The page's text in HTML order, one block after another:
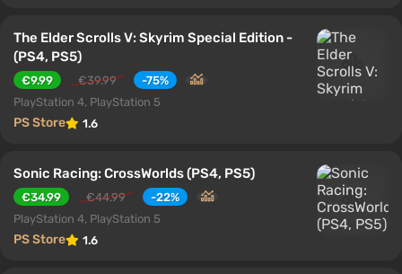
The Elder Scrolls V: Skyrim Special Edition -
(PS4, PS5)
€9.99 €39.99
-75%
PlayStation 4, PlayStation 5
PS Store 1.6
Sonic Racing: CrossWorlds (PS4, PS5)
€34.99 €44.99
-22%
PlayStation 4, PlayStation 5
PS Store 1.6